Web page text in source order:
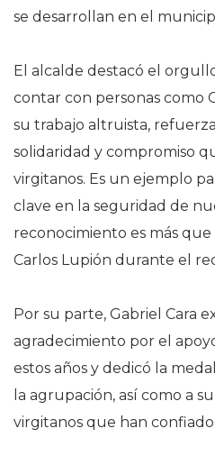
se desarrollan en el
El alcalde destacó el
contar con personas como
su trabajo altruista,
solidaridad y compromiso
virgitanos. Es un ejemplo
clave en la seguridad de
reconocimiento es más que
Carlos Lupión durante el
Por su parte, Gabriel Cara
agradecimiento por el
estos años y dedicó la
la agrupación, así como a
virgitanos que han